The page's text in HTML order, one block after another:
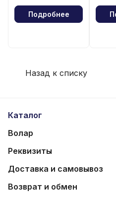
Подробнее
Назад к списку
Каталог
Волар
Реквизиты
Доставка и самовывоз
Возврат и обмен